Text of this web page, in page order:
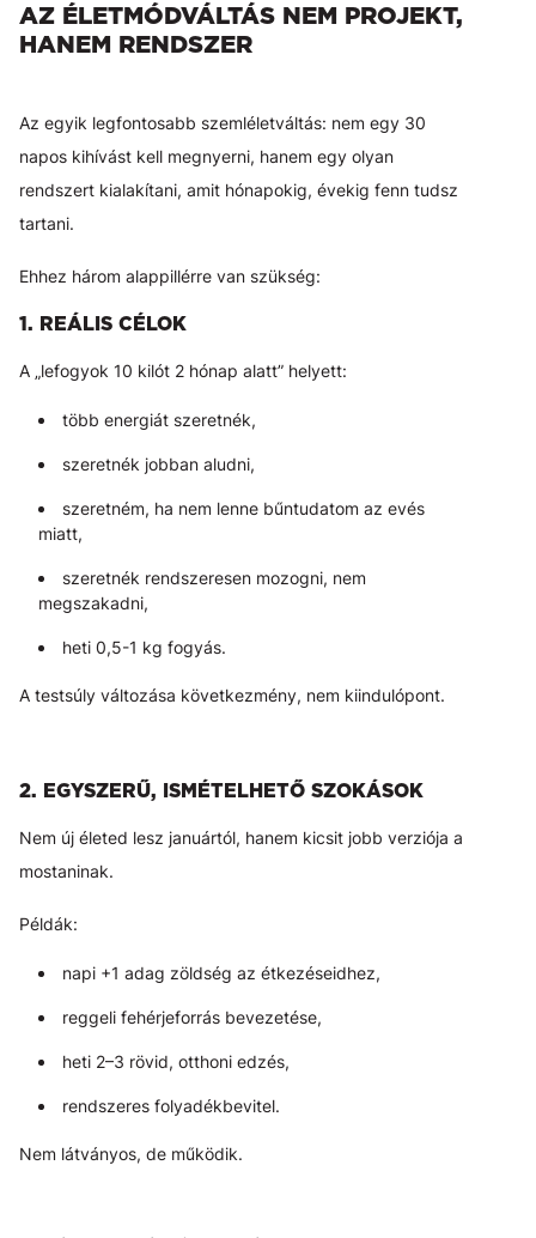
AZ ÉLETMÓDVÁLTÁS NEM PROJEKT,
HANEM RENDSZER
Az egyik legfontosabb szemléletváltás: nem egy 30
napos kihívást kell megnyerni, hanem egy olyan
rendszert kialakítani, amit hónapokig, évekig fenn tudsz
tartani.
Ehhez három alappillérre van szükség:
1. REÁLIS CÉLOK
A „lefogyok 10 kilót 2 hónap alatt” helyett:
több energiát szeretnék,
szeretnék jobban aludni,
szeretném, ha nem lenne bűntudatom az evés
miatt,
szeretnék rendszeresen mozogni, nem
megszakadni,
heti 0,5-1 kg fogyás.
A testsúly változása következmény, nem kiindulópont.
2. EGYSZERŰ, ISMÉTELHETŐ SZOKÁSOK
Nem új életed lesz januártól, hanem kicsit jobb verziója a
mostaninak.
Példák:
napi +1 adag zöldség az étkezéseidhez,
reggeli fehérjeforrás bevezetése,
heti 2–3 rövid, otthoni edzés,
rendszeres folyadékbevitel.
Nem látványos, de működik.